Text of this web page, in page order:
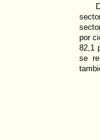
por
82,1
se